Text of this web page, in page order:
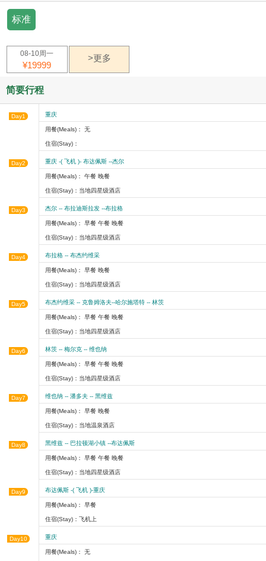
标准
08-10周一
¥19999
>更多
简要行程
Day1 重庆
用餐(Meals)： 无
住宿(Stay)：
Day2 重庆 -( 飞机 )- 布达佩斯 --杰尔
用餐(Meals)： 午餐 晚餐
住宿(Stay)：当地四星级酒店
Day3 杰尔 -- 布拉迪斯拉发 --布拉格
用餐(Meals)： 早餐 午餐 晚餐
住宿(Stay)：当地四星级酒店
Day4 布拉格 -- 布杰约维采
用餐(Meals)： 早餐 晚餐
住宿(Stay)：当地四星级酒店
Day5 布杰约维采 -- 克鲁姆洛夫--哈尔施塔特 -- 林茨
用餐(Meals)： 早餐 午餐 晚餐
住宿(Stay)：当地四星级酒店
Day6 林茨 -- 梅尔克 -- 维也纳
用餐(Meals)： 早餐 午餐 晚餐
住宿(Stay)：当地四星级酒店
Day7 维也纳 -- 潘多夫 -- 黑维兹
用餐(Meals)： 早餐 晚餐
住宿(Stay)：当地温泉酒店
Day8 黑维兹 -- 巴拉顿湖小镇 --布达佩斯
用餐(Meals)： 早餐 午餐 晚餐
住宿(Stay)：当地四星级酒店
Day9 布达佩斯 -( 飞机 )-重庆
用餐(Meals)： 早餐
住宿(Stay)：飞机上
Day10 重庆
用餐(Meals)： 无